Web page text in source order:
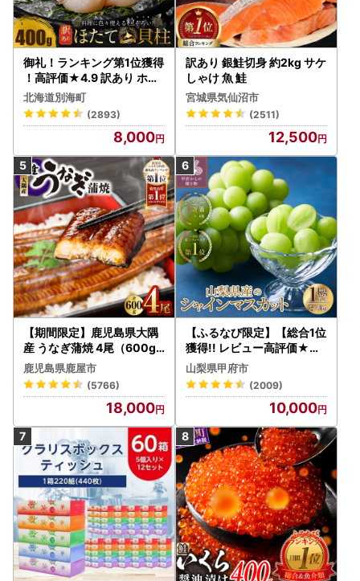
御礼！ランキング第1位獲得
！高評価★4.9 訳あり ホタ
テ 400g（ほたて 帆立 貝柱
冷凍 ）
北海道別海町
(2893)
8,000
訳あり 銀鮭切身 約2kg サケ
しゃけ 魚 鮭
宮城県気仙沼市
(2511)
12,500
【期間限定】鹿児島県大隅
産 うなぎ蒲焼 4尾（600g
） KN007-004-04-cp18
うなぎ 鰻 魚 惣菜 総菜
鹿児島県鹿屋市
(5766)
18,000
【ふるなび限定】【総合1位
獲得!! レビュー高評価★】
〈2026年度配送分〉山梨
県産 シャインマスカット 2
～3房（1.0kg以上）シャイ
ン フルーツ FN-Limited-S
P
山梨県甲府市
(2009)
10,000